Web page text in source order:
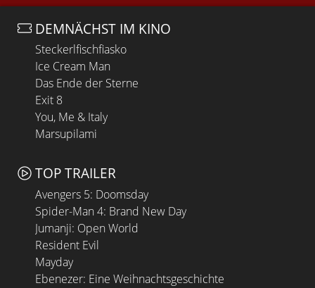
DEMNÄCHST IM KINO
Steckerlfischfiasko
Ice Cream Man
Das Ende der Sterne
Exit 8
You, Me & Italy
Marsupilami
TOP TRAILER
Avengers 5: Doomsday
Spider-Man 4: Brand New Day
Jumanji: Open World
Resident Evil
Mayday
Ebenezer: Eine Weihnachtsgeschichte